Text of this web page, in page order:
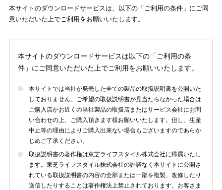
本サイトのダウンロードサービスは、以下の「ご利用の条件」にご同
意いただいた上でご利用をお願いいたします。
本サイトのダウンロードサービスは以下の「ご利用の条
件」にご同意いただいた上でご利用をお願いいたします。
本サイトでは当社が発売した全ての製品の取扱説明書を公開いた
しておりません。ご希望の取扱説明書が見当たらなかった場合は
ご購入店かお近くの当社製品の取扱店またはサービス会社にお問
い合わせの上、ご購入頂きます様お願いいたします。但し、生産
中止等の理由によりご購入出来ない場合もございますのであらか
じめご了承ください。
取扱説明書の著作権は東芝ライフスタイル株式会社に帰属いたし
ます。東芝ライフスタイル株式会社の許諾なく本サイトに公開さ
れている取扱説明書の内容の全部または一部を複製、改修したり
送信したりすることは著作権法上禁止されております。お客さま